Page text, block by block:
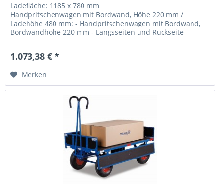
Ladefläche: 1185 x 780 mm
Handpritschenwagen mit Bordwand, Höhe 220 mm /
Ladehöhe 480 mm: - Handpritschenwagen mit Bordwand,
Bordwandhöhe 220 mm - Längsseiten und Rückseite
1.073,38 € *
Merken